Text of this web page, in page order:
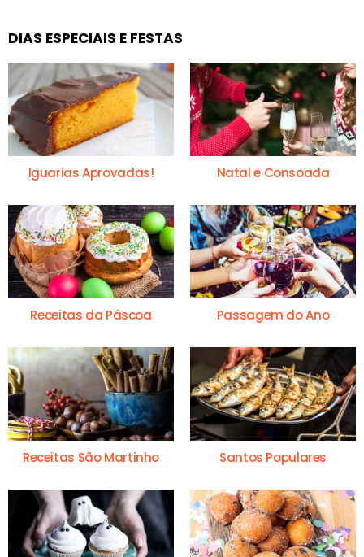
DIAS ESPECIAIS E FESTAS
Iguarias Aprovadas! Natal e Consoada
Receitas da Páscoa Passagem do Ano
Receitas São Martinho Santos Populares